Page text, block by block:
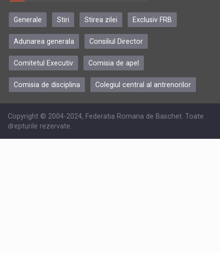
Generale Stiri Stirea zilei Exclusiv FRB
Adunarea generala Consiliul Director
Comitetul Executiv Comisia de apel
Comisia de disciplina Colegiul central al antrenorilor
Copyright © 2004-2024, Federatia Romana de Baschet. Toate
drepturile rezervate.